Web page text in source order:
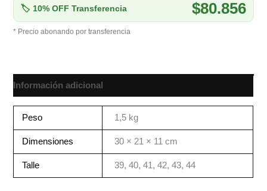
🏷 10% OFF Transferencia $80.856
* Precio abonando por transferencia
Información adicional
Peso 1,5 kg
Dimensiones 30 × 21 × 11 cm
Talle 39, 40, 41, 42, 43, 44